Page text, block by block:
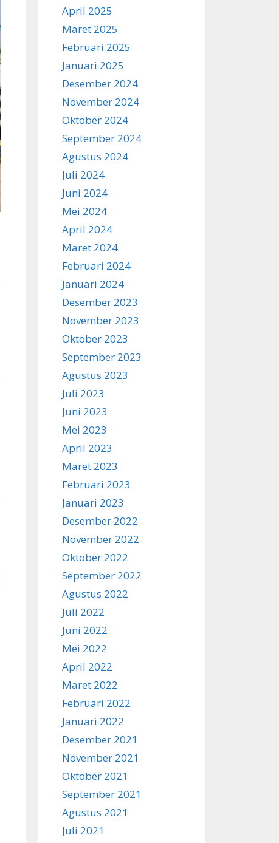
April 2025
Maret 2025
Februari 2025
Januari 2025
Desember 2024
November 2024
Oktober 2024
September 2024
Agustus 2024
Juli 2024
Juni 2024
Mei 2024
April 2024
Maret 2024
Februari 2024
Januari 2024
Desember 2023
November 2023
Oktober 2023
September 2023
Agustus 2023
Juli 2023
Juni 2023
Mei 2023
April 2023
Maret 2023
Februari 2023
Januari 2023
Desember 2022
November 2022
Oktober 2022
September 2022
Agustus 2022
Juli 2022
Juni 2022
Mei 2022
April 2022
Maret 2022
Februari 2022
Januari 2022
Desember 2021
November 2021
Oktober 2021
September 2021
Agustus 2021
Juli 2021